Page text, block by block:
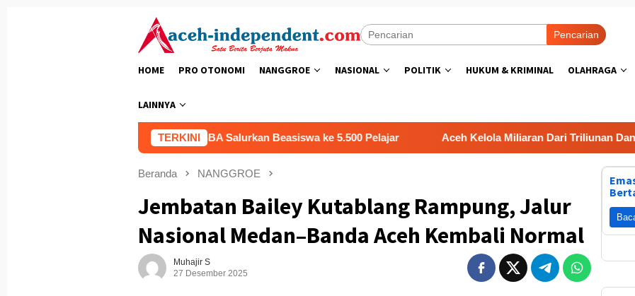
Pencarian
HOME PRO OTONOMI NANGGROE NASIONAL POLITIK HUKUM & KRIMINAL OLAHRAGA
LAINNYA
TERKINI
SBA Salurkan Beasiswa ke 5.500 Pelajar Aceh Kelola Miliaran Dari Triliunan Dana
Beranda NANGGROE
Jembatan Bailey Kutablang Rampung, Jalur
Nasional Medan–Banda Aceh Kembali Normal
Muhajir S
27 Desember 2025